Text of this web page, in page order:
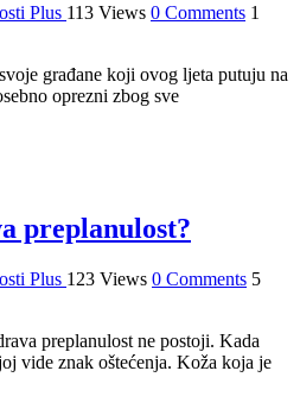
Plus 113 Views 0 Comments 1
građane koji ovog ljeta putuju na
oprezni zbog sve
preplanulost?
Plus 123 Views 0 Comments 5
preplanulost ne postoji. Kada
vide znak oštećenja. Koža koja je